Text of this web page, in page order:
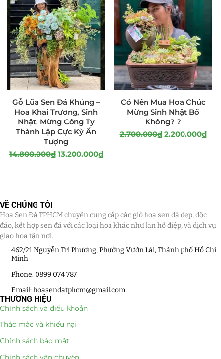
Gỗ Lũa Sen Đá Khủng –
Hoa Khai Trương, Sinh
Nhật, Mừng Công Ty
Thành Lập Cực Kỳ Ấn
Tượng
14.800.000₫ 13.200.000₫
Có Nên Mua Hoa Chúc
Mừng Sinh Nhật Bố
Không? ?
2.700.000₫ 2.200.000₫
VỀ CHÚNG TÔI
Hoa Sen Đá TPHCM chuyên cung cấp các giỏ hoa sen đá đẹp, độc
đáo, kết hợp sen đá với các loại hoa khác như lan hồ điệp, và dịch vụ
giao hoa tận nơi.
462/21 Nguyễn Tri Phương, Phường Vườn Lài, Thành phố Hồ Chí
Minh
Phone: 0899 074 787
Email: hoasendatphcm@gmail.com
THƯƠNG HIỆU
Chính sách và điều khoản
Thắc mắc và khiếu nại
Chính sách bảo mật
Chính sách vận chuyển